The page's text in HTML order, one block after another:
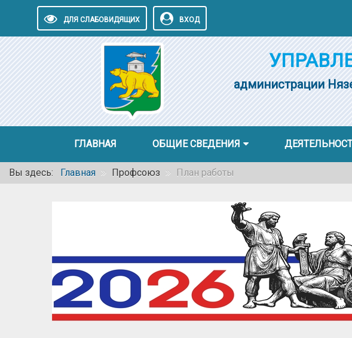
ДЛЯ СЛАБОВИДЯЩИХ ВХОД
администрации
ГЛАВНАЯ ОБЩИЕ СВЕДЕНИЯ
Вы здесь: Главная Профсоюз План работы